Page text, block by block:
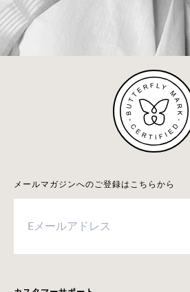
メールマガジンへのご登録はこちらから